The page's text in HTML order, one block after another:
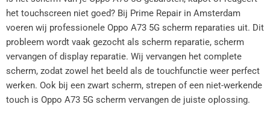
het touchscreen niet goed? Bij Prime Repair in Amsterdam
voeren wij professionele Oppo A73 5G scherm reparaties uit. Dit
probleem wordt vaak gezocht als scherm reparatie, scherm
vervangen of display reparatie. Wij vervangen het complete
scherm, zodat zowel het beeld als de touchfunctie weer perfect
werken. Ook bij een zwart scherm, strepen of een niet-werkende
touch is Oppo A73 5G scherm vervangen de juiste oplossing.